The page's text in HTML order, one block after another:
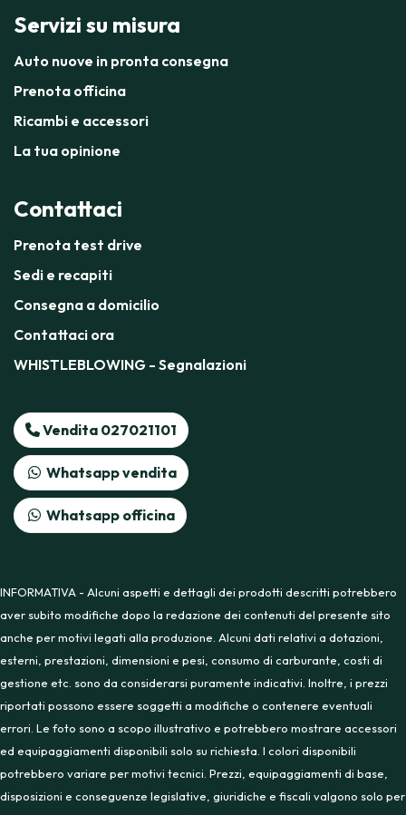
Servizi su misura
Auto nuove in pronta consegna
Prenota officina
Ricambi e accessori
La tua opinione
Contattaci
Prenota test drive
Sedi e recapiti
Consegna a domicilio
Contattaci ora
WHISTLEBLOWING - Segnalazioni
Vendita 027021101
Whatsapp vendita
Whatsapp officina
INFORMATIVA - Alcuni aspetti e dettagli dei prodotti descritti potrebbero
aver subito modifiche dopo la redazione dei contenuti del presente sito
anche per motivi legati alla produzione. Alcuni dati relativi a dotazioni,
esterni, prestazioni, dimensioni e pesi, consumo di carburante, costi di
gestione etc. sono da considerarsi puramente indicativi. Inoltre, i prezzi
riportati possono essere soggetti a modifiche o contenere eventuali
errori. Le foto sono a scopo illustrativo e potrebbero mostrare accessori
ed equipaggiamenti disponibili solo su richiesta. I colori disponibili
potrebbero variare per motivi tecnici. Prezzi, equipaggiamenti di base,
disposizioni e conseguenze legislative, giuridiche e fiscali valgono solo per